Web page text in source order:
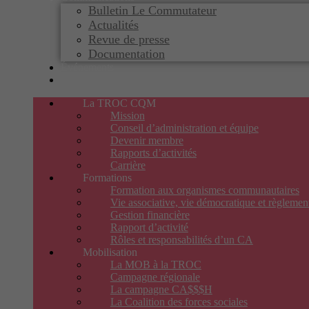
Bulletin Le Commutateur
Actualités
Revue de presse
Documentation
La TROC CQM
Mission
Conseil d’administration et équipe
Devenir membre
Rapports d’activités
Carrière
Formations
Formation aux organismes communautaires
Vie associative, vie démocratique et
Gestion financière
Rapport d’activité
Rôles et responsabilités d’un CA
Mobilisation
La MOB à la TROC
Campagne régionale
La campagne CA$$$H
La Coalition des forces sociales